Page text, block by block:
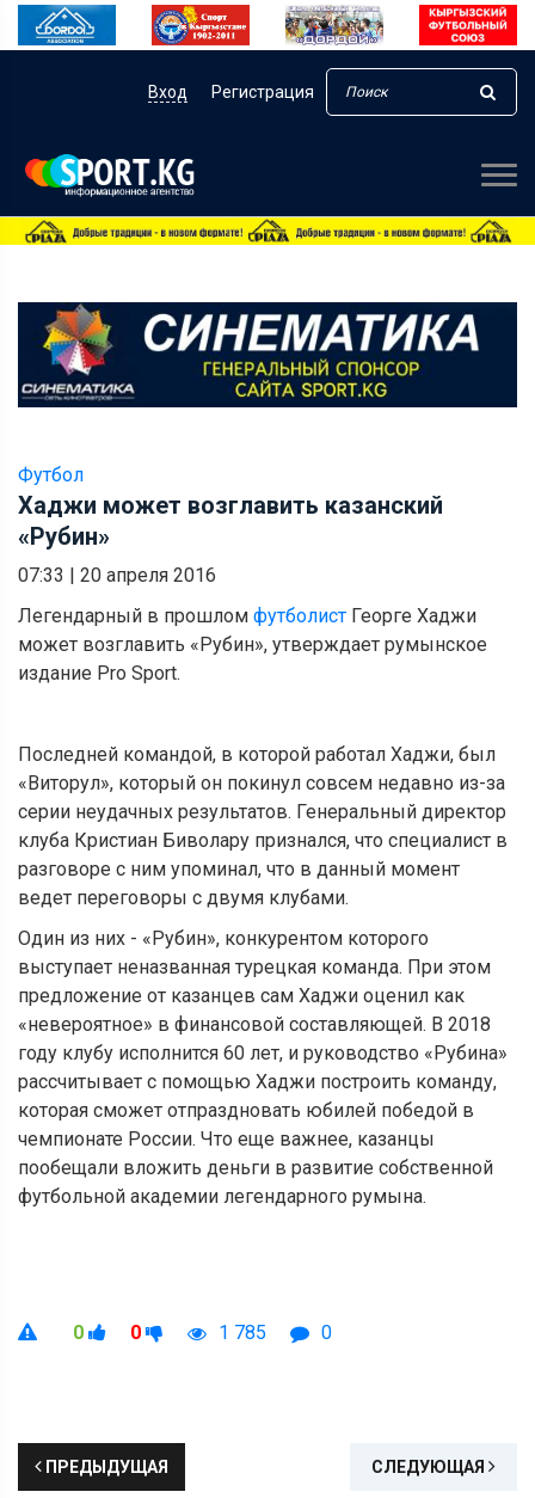
Вход Регистрация
Футбол
Хаджи может возглавить казанский
«Рубин»
07:33 | 20 апреля 2016
Легендарный в прошлом футболист Георге Хаджи
может возглавить «Рубин», утверждает румынское
издание Pro Sport.
Последней командой, в которой работал Хаджи, был
«Виторул», который он покинул совсем недавно из-за
серии неудачных результатов. Генеральный директор
клуба Кристиан Биволару признался, что специалист в
разговоре с ним упоминал, что в данный момент
ведет переговоры с двумя клубами.
Один из них - «Рубин», конкурентом которого
выступает неназванная турецкая команда. При этом
предложение от казанцев сам Хаджи оценил как
«невероятное» в финансовой составляющей. В 2018
году клубу исполнится 60 лет, и руководство «Рубина»
рассчитывает с помощью Хаджи построить команду,
которая сможет отпраздновать юбилей победой в
чемпионате России. Что еще важнее, казанцы
пообещали вложить деньги в развитие собственной
футбольной академии легендарного румына.
0 0 1 785 0
ПРЕДЫДУЩАЯ СЛЕДУЮЩАЯ